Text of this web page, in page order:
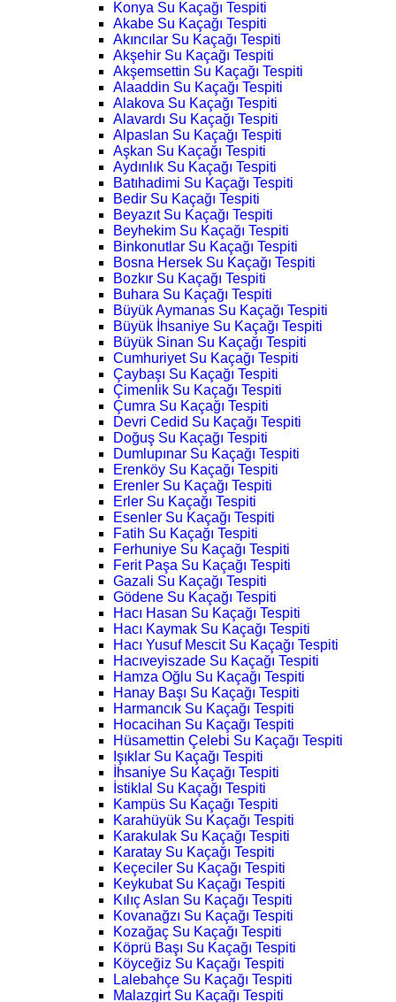
Konya Su Kaçağı Tespiti
Akabe Su Kaçağı Tespiti
Akıncılar Su Kaçağı Tespiti
Akşehir Su Kaçağı Tespiti
Akşemsettin Su Kaçağı Tespiti
Alaaddin Su Kaçağı Tespiti
Alakova Su Kaçağı Tespiti
Alavardı Su Kaçağı Tespiti
Alpaslan Su Kaçağı Tespiti
Aşkan Su Kaçağı Tespiti
Aydınlık Su Kaçağı Tespiti
Batıhadimi Su Kaçağı Tespiti
Bedir Su Kaçağı Tespiti
Beyazıt Su Kaçağı Tespiti
Beyhekim Su Kaçağı Tespiti
Binkonutlar Su Kaçağı Tespiti
Bosna Hersek Su Kaçağı Tespiti
Bozkır Su Kaçağı Tespiti
Buhara Su Kaçağı Tespiti
Büyük Aymanas Su Kaçağı Tespiti
Büyük İhsaniye Su Kaçağı Tespiti
Büyük Sinan Su Kaçağı Tespiti
Cumhuriyet Su Kaçağı Tespiti
Çaybaşı Su Kaçağı Tespiti
Çimenlik Su Kaçağı Tespiti
Çumra Su Kaçağı Tespiti
Devri Cedid Su Kaçağı Tespiti
Doğuş Su Kaçağı Tespiti
Dumlupınar Su Kaçağı Tespiti
Erenköy Su Kaçağı Tespiti
Erenler Su Kaçağı Tespiti
Erler Su Kaçağı Tespiti
Esenler Su Kaçağı Tespiti
Fatih Su Kaçağı Tespiti
Ferhuniye Su Kaçağı Tespiti
Ferit Paşa Su Kaçağı Tespiti
Gazali Su Kaçağı Tespiti
Gödene Su Kaçağı Tespiti
Hacı Hasan Su Kaçağı Tespiti
Hacı Kaymak Su Kaçağı Tespiti
Hacı Yusuf Mescit Su Kaçağı Tespiti
Hacıveyiszade Su Kaçağı Tespiti
Hamza Oğlu Su Kaçağı Tespiti
Hanay Başı Su Kaçağı Tespiti
Harmancık Su Kaçağı Tespiti
Hocacihan Su Kaçağı Tespiti
Hüsamettin Çelebi Su Kaçağı Tespiti
Işıklar Su Kaçağı Tespiti
İhsaniye Su Kaçağı Tespiti
İstiklal Su Kaçağı Tespiti
Kampüs Su Kaçağı Tespiti
Karahüyük Su Kaçağı Tespiti
Karakulak Su Kaçağı Tespiti
Karatay Su Kaçağı Tespiti
Keçeciler Su Kaçağı Tespiti
Keykubat Su Kaçağı Tespiti
Kılıç Aslan Su Kaçağı Tespiti
Kovanağzı Su Kaçağı Tespiti
Kozağaç Su Kaçağı Tespiti
Köprü Başı Su Kaçağı Tespiti
Köyceğiz Su Kaçağı Tespiti
Lalebahçe Su Kaçağı Tespiti
Malazgirt Su Kaçağı Tespiti